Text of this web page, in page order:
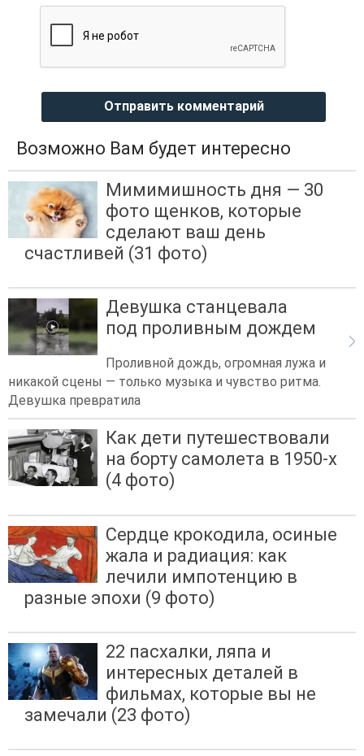
Отправить комментарий
Возможно Вам будет интересно
Мимимишность дня — 30
фото щенков, которые
сделают ваш день
счастливей (31 фото)
Девушка станцевала
под проливным дождем
Проливной дождь, огромная лужа и
никакой сцены — только музыка и чувство ритма.
Девушка превратила
Как дети путешествовали
на борту самолета в 1950-х
(4 фото)
Сердце крокодила, осиные
жала и радиация: как
лечили импотенцию в
разные эпохи (9 фото)
22 пасхалки, ляпа и
интересных деталей в
фильмах, которые вы не
замечали (23 фото)